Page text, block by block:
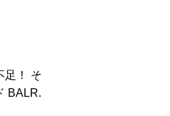
足！ そ
BALR.